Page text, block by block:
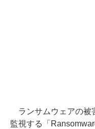
ランサムウェアの被
監視する「